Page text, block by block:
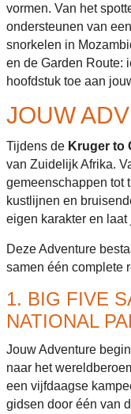
vormen. Van het
ondersteunen van
snorkelen in
en de Garden Route:
hoofdstuk toe aan
JOUW
Tijdens de Kruger to
van Zuidelijk Afrika.
gemeenschappen tot
kustlijnen en
eigen karakter en
Deze Adventure
samen één complete
1. BIG FIVE
NATIONAL
Jouw Adventure
naar het
een vijfdaagse
gidsen door één van